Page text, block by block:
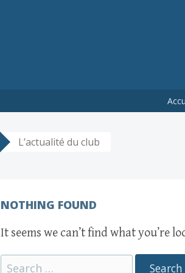
L’actualité du club
NOTHING FOUND
It seems we can’t find what you’re
Search